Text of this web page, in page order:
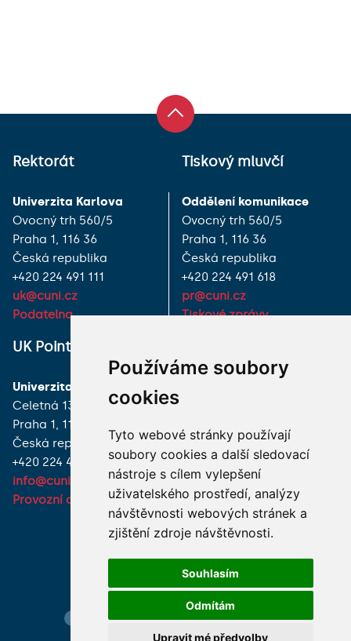
Používáme soubory
cookies
Tyto webové stránky používají
soubory cookies a další sledovací
nástroje s cílem vylepšení
uživatelského prostředí, analýzy
návštěvnosti webových stránek a
zjištění zdroje návštěvnosti.
Souhlasím
Odmítám
Upravit mé předvolby
Rektorát
Univerzita Karlova
Ovocný trh 560/5
Praha 1, 116 36
Česká republika
+420 224 491 111
uk@cuni.cz
Podatelna
Tiskový mluvčí
Oddělení komunikace
Ovocný trh 560/5
Praha 1, 116 36
Česká republika
+420 224 491 618
pr@cuni.cz
Tiskové zprávy
UK Point
Univerzita Karlova
Celetná 13
Praha 1, 116 36
Česká republika
+420 224 491 850
info@cuni.cz
Provozní doba a kontakty
JAK K NÁM?
Hledání osob Nastavení cookie Mapa webu